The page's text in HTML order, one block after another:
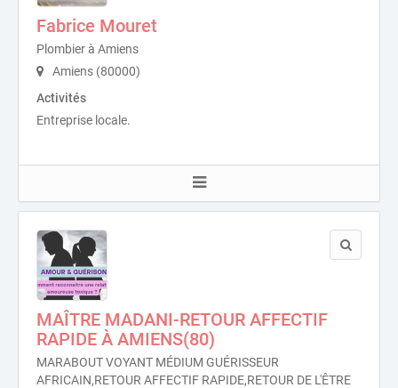
Fabrice Mouret
Plombier à Amiens
Amiens (80000)
Activités
Entreprise locale.
MAÎTRE MADANI-RETOUR AFFECTIF
RAPIDE À AMIENS(80)
MARABOUT VOYANT MÉDIUM GUÉRISSEUR
AFRICAIN,RETOUR AFFECTIF RAPIDE,RETOUR DE L'ÊTRE